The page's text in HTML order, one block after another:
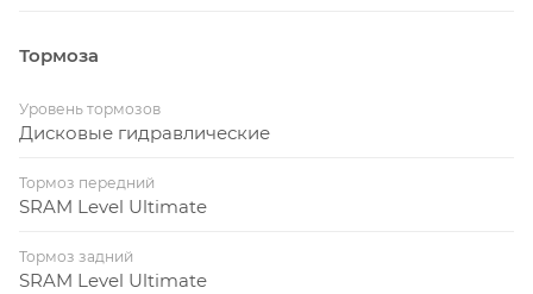
Тормоза
Уровень тормозов
Дисковые гидравлические
Тормоз передний
SRAM Level Ultimate
Тормоз задний
SRAM Level Ultimate